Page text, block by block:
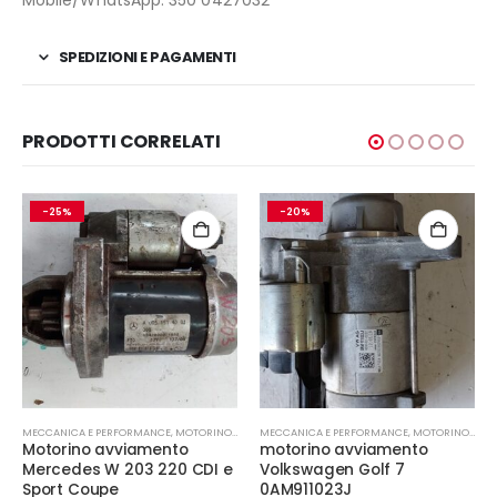
SPEDIZIONI E PAGAMENTI
PRODOTTI CORRELATI
-25%
MECCANICA E PERFORMANCE, MOTORINO AVVIAMENTO
Motorino avviamento
Mercedes W 203 220 CDI e
Sport Coupe
-20%
MECCANICA E PERFORMANCE, MOTORINO AVVIAMENTO
motorino avviamento
Volkswagen Golf 7
0AM911023J